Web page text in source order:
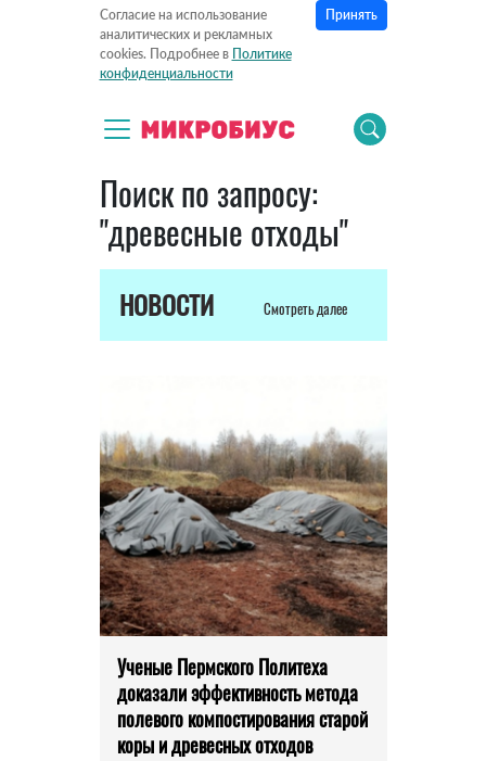
Согласие на использование
аналитических и рекламных
cookies. Подробнее в Политике
конфиденциальности
Принять
Поиск по запросу:
"древесные отходы"
НОВОСТИ Смотреть далее
Ученые Пермского Политеха
доказали эффективность метода
полевого компостирования старой
коры и древесных отходов